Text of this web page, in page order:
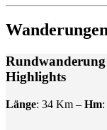
Highlights
Länge: 34 Km – Hm